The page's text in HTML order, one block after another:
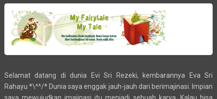
Selamat datang di dunia Evi Sri Rezeki, kembarannya Eva Sri
Rahayu *\^^/* Dunia saya enggak jauh-jauh dari berimajinasi. Impian